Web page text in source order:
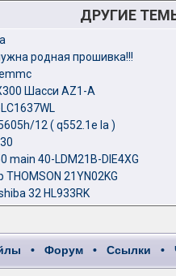
ДРУГИЕ
родная прошивка!!!
Шасси AZ1-A
12 ( q552.1e la )
main 40-LDM21B-DIE4XG
21YN02KG
32 HL933RK
• Форум • Ссылки •